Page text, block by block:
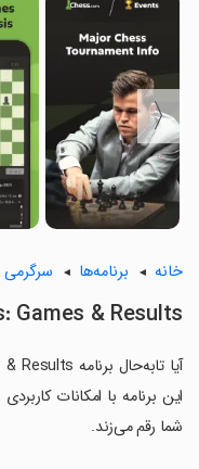
〈
خانه برنامه‌ها سرگرمی
Games & Results
این برنامه با امکانات
شما رقم می‌زند.